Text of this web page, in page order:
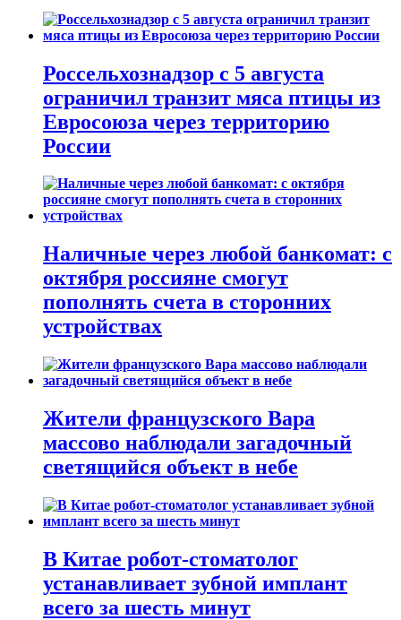
Россельхознадзор с 5 августа
ограничил транзит мяса птицы из
Евросоюза через территорию
России
Наличные через любой банкомат: с
октября россияне смогут
пополнять счета в сторонних
устройствах
Жители французского Вара
массово наблюдали загадочный
светящийся объект в небе
В Китае робот-стоматолог
устанавливает зубной имплант
всего за шесть минут